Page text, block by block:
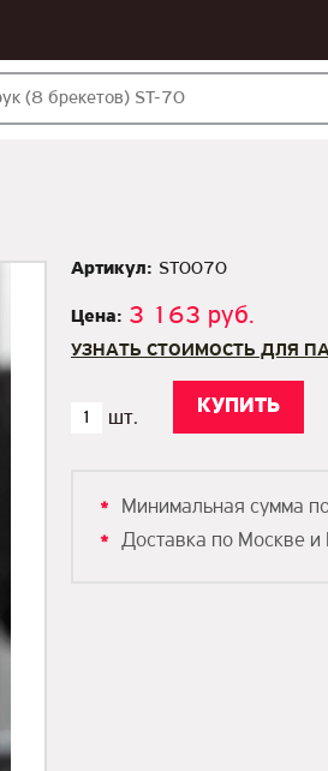
Артикул: ST0070
Цена: 3 163 руб.
УЗНАТЬ СТОИМОСТЬ ДЛЯ
Минимальная сумма
Доставка по Москве и